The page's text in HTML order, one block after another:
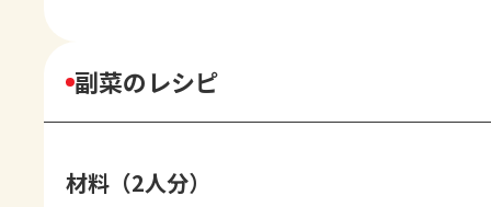
副菜のレシピ
材料（2人分）